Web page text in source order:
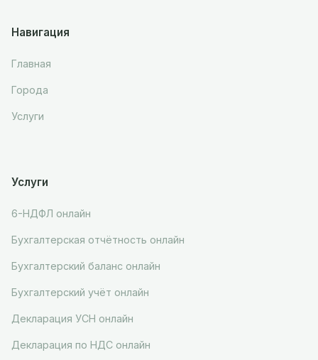
Навигация
Главная
Города
Услуги
Услуги
6-НДФЛ онлайн
Бухгалтерская отчётность онлайн
Бухгалтерский баланс онлайн
Бухгалтерский учёт онлайн
Декларация УСН онлайн
Декларация по НДС онлайн